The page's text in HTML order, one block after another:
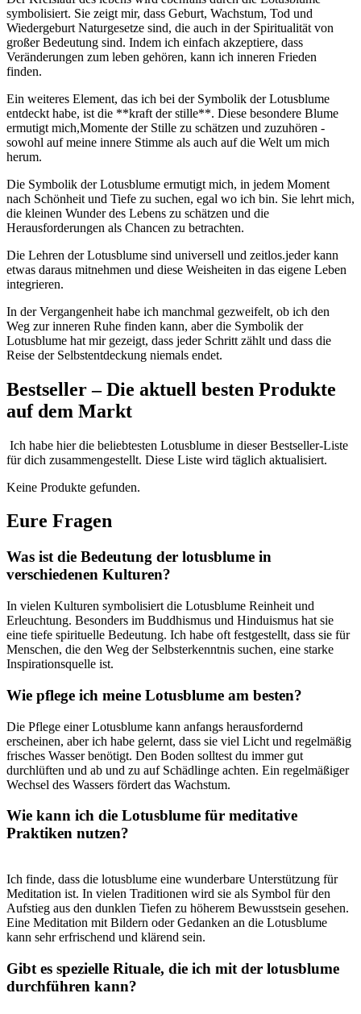
symbolisiert. Sie zeigt mir, dass Geburt, Wachstum,​ Tod⁢ und
⁢Wiedergeburt⁣ Naturgesetze sind, die‍ auch in der Spiritualität von
großer ​Bedeutung ‍sind. ⁢Indem ich einfach akzeptiere, dass
‌Veränderungen zum leben gehören,⁣ kann ich ​inneren Frieden
finden.
Ein⁢ weiteres Element, ⁢das ich⁢ bei der‍ Symbolik der Lotusblume
⁤entdeckt habe, ist die ‍**kraft der stille**. ‍Diese besondere Blume
ermutigt mich,Momente der Stille zu schätzen ⁤und zuzuhören ‌-
sowohl auf meine ⁢innere Stimme als auch auf die Welt um mich⁤
herum.
Die⁤ Symbolik der Lotusblume ⁢ermutigt mich, in jedem ​Moment
nach ‍Schönheit ​und Tiefe zu suchen,⁤ egal wo ich⁤ bin. Sie lehrt ⁤mich,
die‍ kleinen Wunder des⁣ Lebens zu schätzen ‌und die‌
Herausforderungen ‌als Chancen zu betrachten.
Die Lehren der Lotusblume ‍sind universell und ​zeitlos.jeder kann
etwas‌ daraus mitnehmen⁣ und diese ⁤Weisheiten in‍ das eigene Leben‍
integrieren.
In der Vergangenheit habe ich manchmal gezweifelt, ob ‌ich ‌den
Weg ​zur‍ inneren Ruhe finden kann, aber die Symbolik der
‌Lotusblume hat mir gezeigt, dass jeder Schritt zählt und dass die
Reise der⁢ Selbstentdeckung niemals endet.
Bestseller – Die ⁢aktuell besten Produkte
‍auf dem ‍Markt
⁣ Ich habe hier​ die beliebtesten Lotusblume​ in dieser Bestseller-Liste
für dich zusammengestellt. Diese Liste wird ⁤täglich aktualisiert.
Keine Produkte gefunden.
Eure Fragen
Was ist ​die‌ Bedeutung der lotusblume​ in
verschiedenen ‍Kulturen?
In ‌vielen Kulturen symbolisiert die Lotusblume Reinheit und
Erleuchtung. Besonders im Buddhismus und Hinduismus hat sie
eine tiefe spirituelle‌ Bedeutung. Ich ⁤habe oft festgestellt, dass sie für
Menschen, die ⁤den Weg der⁢ Selbsterkenntnis suchen,⁣ eine starke
Inspirationsquelle ist.
Wie pflege ich meine Lotusblume am besten?
Die ‍Pflege einer⁣ Lotusblume kann anfangs herausfordernd
erscheinen, aber ich⁤ habe​ gelernt, dass‌ sie viel Licht und regelmäßig
‍frisches⁤ Wasser benötigt.‌ Den‍ Boden⁢ solltest ‍du immer gut ​
durchlüften und ab‍ und zu‍ auf ⁢Schädlinge achten. ⁣Ein⁢ regelmäßiger
Wechsel des Wassers fördert das Wachstum.
Wie kann ich‍ die⁣ Lotusblume für ⁢meditative
⁢Praktiken nutzen?
Ich ⁤finde, dass ⁤die lotusblume eine wunderbare⁣ Unterstützung für
Meditation ‍ist. ⁤In vielen Traditionen wird sie als Symbol für den
Aufstieg aus den⁢ dunklen Tiefen zu‍ höherem Bewusstsein gesehen.
Eine Meditation mit Bildern​ oder Gedanken an die Lotusblume
kann sehr ​erfrischend und⁤ klärend sein.
Gibt es spezielle Rituale, die ich mit der‌ lotusblume
durchführen ‌kann?